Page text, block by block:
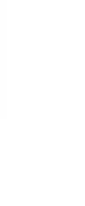
lasītāji